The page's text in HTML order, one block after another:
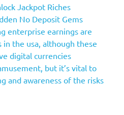
Jackpot Riches
No Deposit Gems
enterprise earnings are
the usa, although these
digital currencies
but it’s vital to
and awareness of the risks